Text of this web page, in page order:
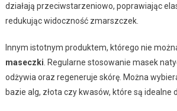
działają przeciwstarzeniowo, poprawiając
redukując widoczność zmarszczek.
Innym istotnym produktem, którego nie
maseczki . Regularne stosowanie masek
odżywia oraz regeneruje skórę. Można
bazie alg, złota czy kwasów, które są idealne